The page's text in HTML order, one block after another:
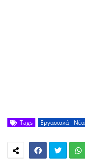
Tags Εργασιακά - Νέα